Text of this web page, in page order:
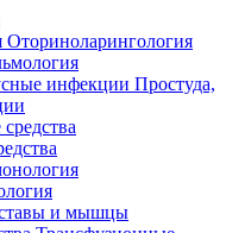
Оториноларингология
Простуда,
и мышцы